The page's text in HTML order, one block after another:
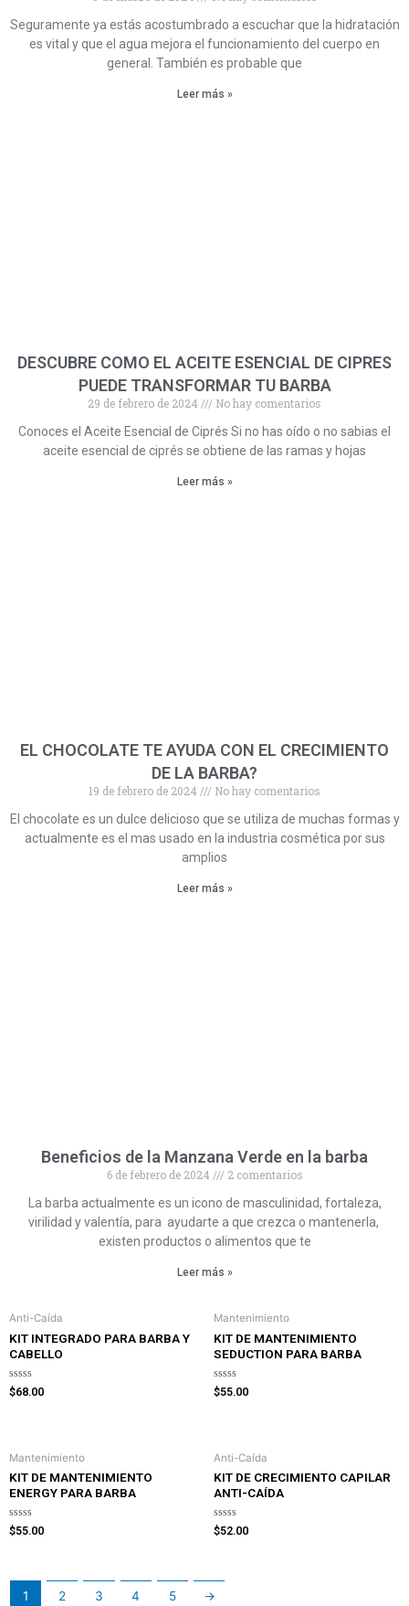
Seguramente ya estás acostumbrado a escuchar que la hidratación
es vital y que el agua mejora el funcionamiento del cuerpo en
general. También es probable que
Leer más »
DESCUBRE COMO EL ACEITE ESENCIAL DE CIPRES
PUEDE TRANSFORMAR TU BARBA
29 de febrero de 2024
No hay comentarios
Conoces el Aceite Esencial de Ciprés Si no has oído o no sabias el
aceite esencial de ciprés se obtiene de las ramas y hojas
Leer más »
EL CHOCOLATE TE AYUDA CON EL CRECIMIENTO
DE LA BARBA?
19 de febrero de 2024
No hay comentarios
El chocolate es un dulce delicioso que se utiliza de muchas formas y
actualmente es el mas usado en la industria cosmética por sus
amplios
Leer más »
Beneficios de la Manzana Verde en la barba
6 de febrero de 2024
2 comentarios
La barba actualmente es un icono de masculinidad, fortaleza,
virilidad y valentía, para ayudarte a que crezca o mantenerla,
existen productos o alimentos que te
Leer más »
Anti-Caída
KIT INTEGRADO PARA BARBA Y
CABELLO
Rated
0
$68.00
Mantenimiento
KIT DE MANTENIMIENTO
SEDUCTION PARA BARBA
Rated
0
$55.00
Mantenimiento
KIT DE MANTENIMIENTO
ENERGY PARA BARBA
Rated
0
$55.00
Anti-Caída
KIT DE CRECIMIENTO CAPILAR
ANTI-CAÍDA
Rated
0
$52.00
1 2 3 4 5 →